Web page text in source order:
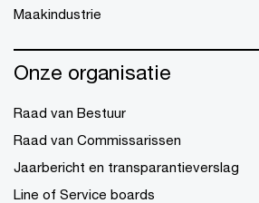
Maakindustrie
Onze organisatie
Raad van Bestuur
Raad van Commissarissen
Jaarbericht en transparantieverslag
Line of Service boards